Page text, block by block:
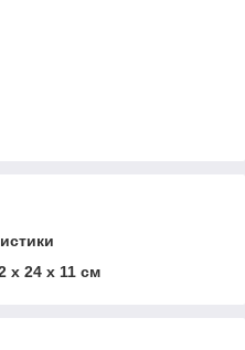
х 24 х 11 см